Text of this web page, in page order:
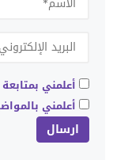
أعلمني
أعلمني